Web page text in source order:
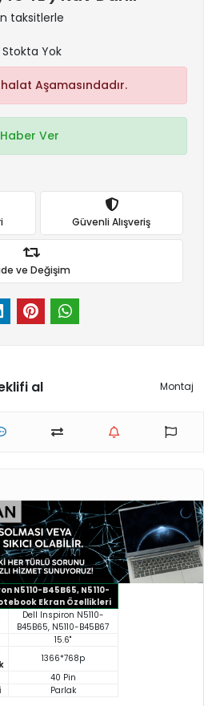
taksitlerle
Yok
Aşamasındadır.
Ver
Güvenli Alışveriş
ve Değişim
al Montaj
N5110-B45B65, N5110-
Ekran Özellikleri
Dell Inspiron N5110-
B45B65, N5110-B45B67
15.6"
1366*768p
40 Pin
Parlak